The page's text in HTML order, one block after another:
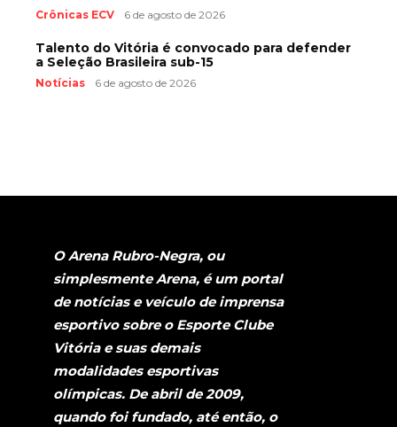
Crônicas ECV 6 de agosto de 2026
Talento do Vitória é convocado para defender
a Seleção Brasileira sub-15
Notícias 6 de agosto de 2026
O Arena Rubro-Negra, ou
simplesmente Arena, é um portal
de notícias e veículo de imprensa
esportivo sobre o Esporte Clube
Vitória e suas demais
modalidades esportivas
olímpicas. De abril de 2009,
quando foi fundado, até então, o